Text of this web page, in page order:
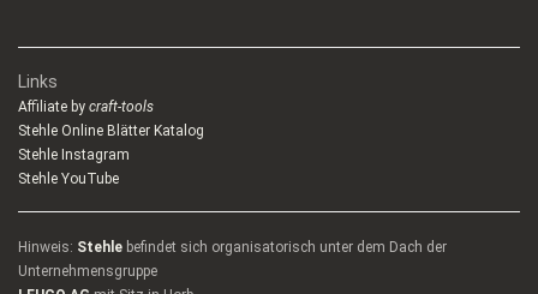
Links
Affiliate by craft-tools
Stehle Online Blätter Katalog
Stehle Instagram
Stehle YouTube
Hinweis: Stehle befindet sich organisatorisch unter dem Dach der
Unternehmensgruppe